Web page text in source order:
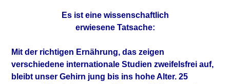
Es ist eine wissenschaftlich
erwiesene Tatsache:
Mit der richtigen Ernährung, das zeigen
verschiedene internationale Studien zweifelsfrei auf,
bleibt unser Gehirn jung bis ins hohe Alter. 25